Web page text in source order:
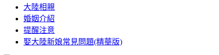
大陸相親
婚姻介紹
提醒注意
娶大陸新娘常見問題(精華版)